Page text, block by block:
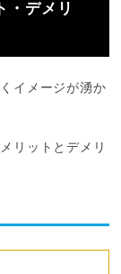
・デメリ
イメージが湧か
リットとデメリ